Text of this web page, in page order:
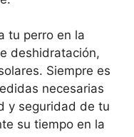
tu perro en la
deshidratación,
Siempre es
necesarias
y seguridad de tu
su tiempo en la